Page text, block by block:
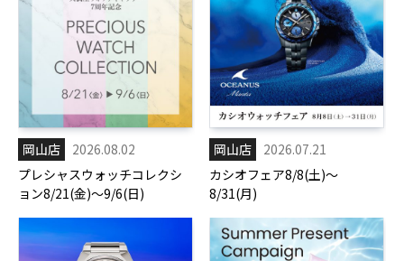
岡山店
2026.08.02
プレシャスウォッチコレクシ
ョン8/21(金)～9/6(日)
岡山店
2026.07.21
カシオフェア8/8(土)～
8/31(月)